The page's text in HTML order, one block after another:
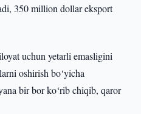
350 million dollar eksport
uchun yetarli emasligini
oshirish bo‘yicha
bir bor ko‘rib chiqib, qaror